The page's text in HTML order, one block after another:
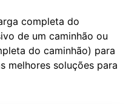
completa do
de um caminhão ou
do caminhão) para
melhores soluções para